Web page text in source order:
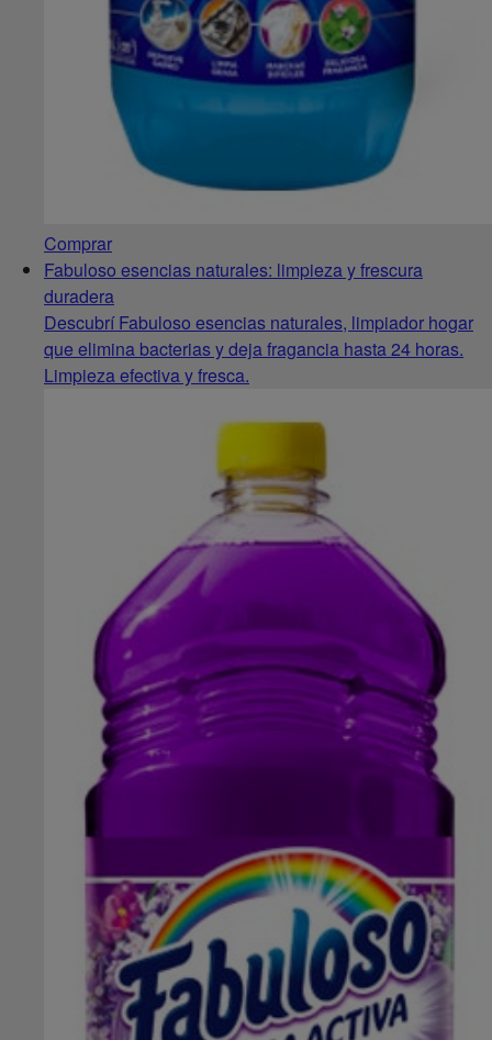
Comprar
Fabuloso esencias naturales: limpieza y frescura
duradera
Descubrí Fabuloso esencias naturales, limpiador hogar
que elimina bacterias y deja fragancia hasta 24 horas.
Limpieza efectiva y fresca.